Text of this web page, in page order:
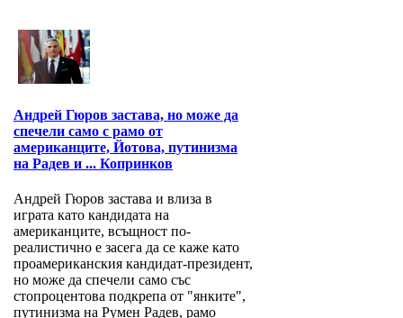
Андрей Гюров застава, но може да
спечели само с рамо от
американците, Йотова, путинизма
на Радев и ... Копринков
Андрей Гюров застава и влиза в
играта като кандидата на
американците, всъщност по-
реалистично е засега да се каже като
проамериканския кандидат-президент,
но може да спечели само със
стопроцентова подкрепа от "янките",
путинизма на Румен Радев, рамо